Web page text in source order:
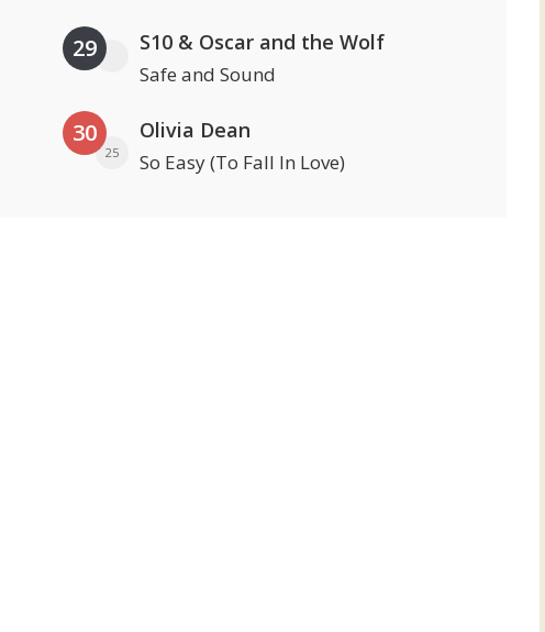
29 S10 & Oscar and the Wolf
Safe and Sound
30
25
Olivia Dean
So Easy (To Fall In Love)